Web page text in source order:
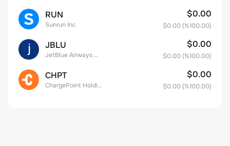
RUN
Sunrun Inc
$0.00
$0.00 (%100.00)
JBLU
JetBlue Airways Corp
$0.00
$0.00 (%100.00)
CHPT
ChargePoint Holdings, Inc.
$0.00
$0.00 (%100.00)